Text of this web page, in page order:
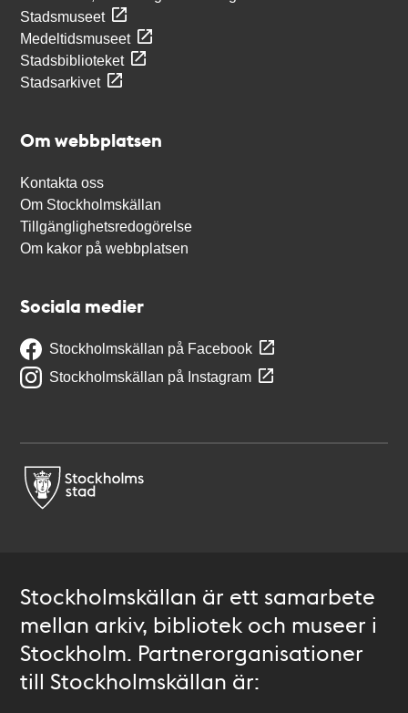
Stadsmuseet
Medeltidsmuseet
Stadsbiblioteket
Stadsarkivet
Om webbplatsen
Kontakta oss
Om Stockholmskällan
Tillgänglighetsredogörelse
Om kakor på webbplatsen
Sociala medier
Stockholmskällan på Facebook
Stockholmskällan på Instagram
Stockholmskällan är ett samarbete
mellan arkiv, bibliotek och museer i
Stockholm. Partnerorganisationer
till Stockholmskällan är: